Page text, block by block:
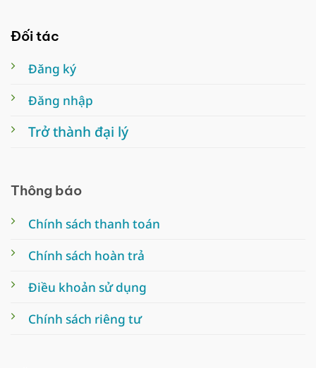
Đối tác
Đăng ký
Đăng nhập
Trở thành đại lý
Thông báo
Chính sách thanh toán
Chính sách hoàn trả
Điều khoản sử dụng
Chính sách riêng tư